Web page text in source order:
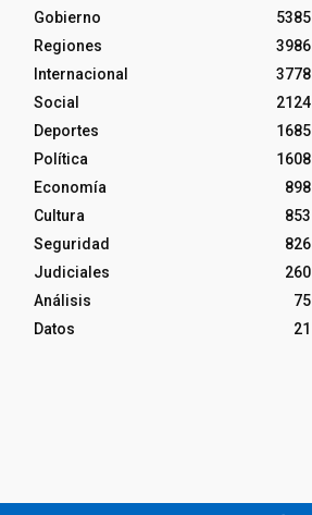
Gobierno
5385
Regiones
3986
Internacional
3778
Social
2124
Deportes
1685
Política
1608
Economía
898
Cultura
853
Seguridad
826
Judiciales
260
Análisis
75
Datos
21